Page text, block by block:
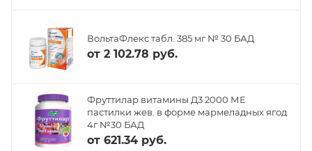
ВольтаФлекс табл. 385 мг № 30 БАД
от 2 102.78 руб.
Фруттилар витамины Д3 2000 МЕ
пастилки жев. в форме мармеладных ягод
4г №30 БАД
от 621.34 руб.